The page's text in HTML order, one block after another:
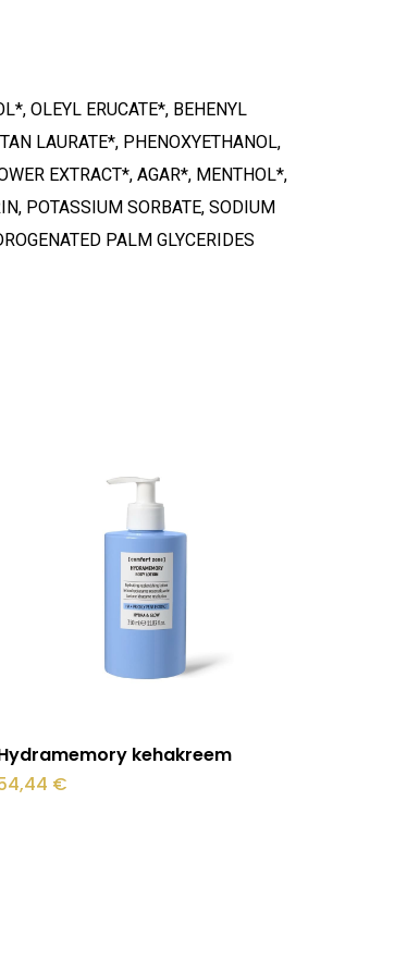
ei ole tooteid.
OLEYL ERUCATE*, BEHENYL
LAURATE*, PHENOXYETHANOL,
EXTRACT*, AGAR*, MENTHOL*,
POTASSIUM SORBATE, SODIUM
PALM GLYCERIDES
Lisa korvi
kehakreem
€